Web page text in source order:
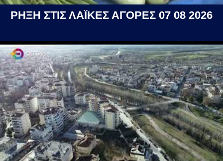
ΡΗΞΗ ΣΤΙΣ ΛΑΪΚΕΣ ΑΓΟΡΕΣ 07 08 2026